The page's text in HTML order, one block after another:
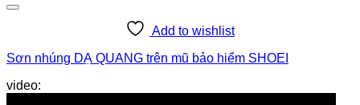
Add to wishlist
Sơn nhúng DẠ QUANG trên mũ bảo hiểm SHOEI
fullface
video: